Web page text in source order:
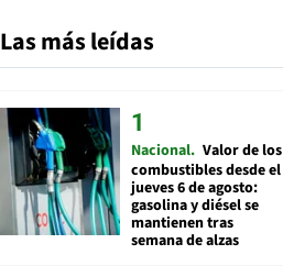
Las más leídas
Nacional Valor de los
combustibles desde el
jueves 6 de agosto:
gasolina y diésel se
mantienen tras
semana de alzas